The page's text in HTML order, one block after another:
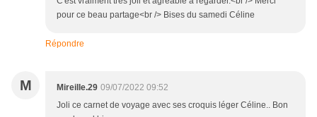
pour ce beau partage<br /> Bises du samedi Céline
Répondre
M Mireille.29 09/07/2022 09:52
Joli ce carnet de voyage avec ses croquis léger Céline.. Bon